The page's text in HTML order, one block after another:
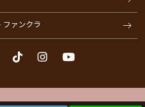
ファンクラ